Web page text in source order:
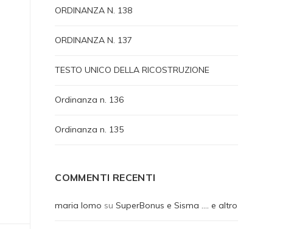
ORDINANZA N. 138
ORDINANZA N. 137
TESTO UNICO DELLA RICOSTRUZIONE
Ordinanza n. 136
Ordinanza n. 135
COMMENTI RECENTI
maria lomo suSuperBonus e Sisma …. e altro